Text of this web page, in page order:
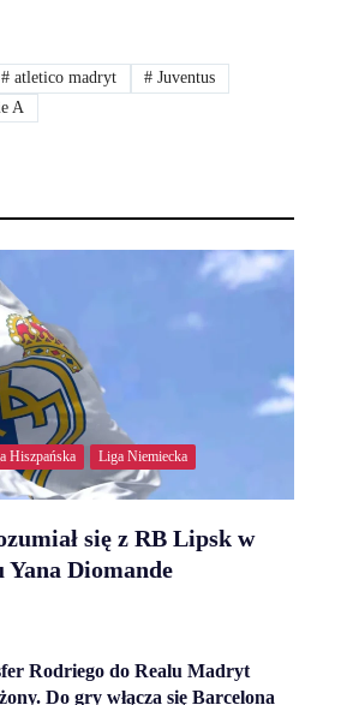
#atletico madryt # Juventus
A
Hiszpańska Liga Niemiecka
się z RB Lipsk w
Diomande
Rodriego do Realu Madryt
Do gry włącza się Barcelona